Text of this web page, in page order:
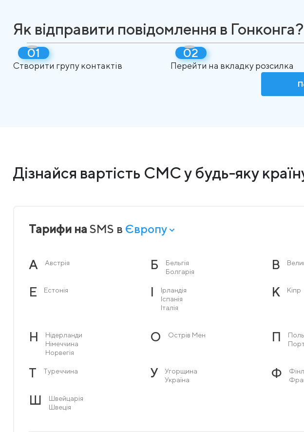
Як відправити повідомлення в Гонконга?
Створити групу контактів Перейти на вкладку розсилка
Дізнайся вартість СМС у будь-яку
Тарифи на SMS в Європу
А Австрія Б
Бельгія
Болгарія
В
Е Естонія І
Ірландія
Іспанія
Італія
К Кіпр
Н
Нідерланди
Німеччина
Норвегія
О Острів Мен П
Т Туреччина У
Угорщина
Україна
Ф
Ш
Швейцарія
Швеція